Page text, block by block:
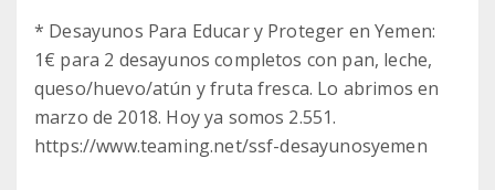
* Desayunos Para Educar y Proteger en Yemen:
1€ para 2 desayunos completos con pan, leche,
queso/huevo/atún y fruta fresca. Lo abrimos en
marzo de 2018. Hoy ya somos 2.551.
https://www.teaming.net/ssf-desayunosyemen